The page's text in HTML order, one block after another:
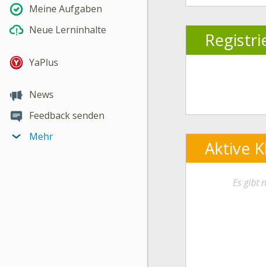
Meine Aufgaben
Neue Lerninhalte
YaPlus
News
Feedback senden
Mehr
Aktive
Es gibt